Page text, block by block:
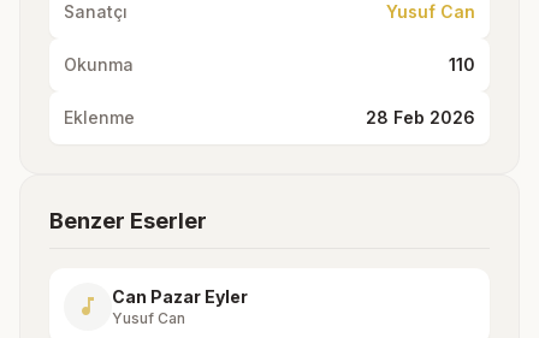
Sanatçı Yusuf Can
Okunma 110
Eklenme 28 Feb 2026
Benzer Eserler
music_note Can Pazar Eyler
Yusuf Can